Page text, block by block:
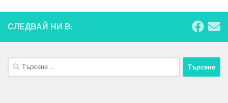
СЛЕДВАЙ НИ В:
Търсене
за: